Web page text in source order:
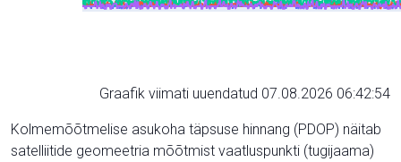
Graafik viimati uuendatud 07.08.2026 06:42:54
Kolmemõõtmelise asukoha täpsuse hinnang (PDOP) näitab
satelliitide geomeetria mõõtmist vaatluspunkti (tugijaama)